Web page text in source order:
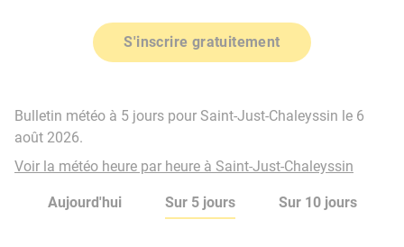
S'inscrire gratuitement
Bulletin météo à 5 jours pour Saint-Just-Chaleyssin le 6
août 2026.
Voir la météo heure par heure à Saint-Just-Chaleyssin
Aujourd'hui Sur 5 jours Sur 10 jours